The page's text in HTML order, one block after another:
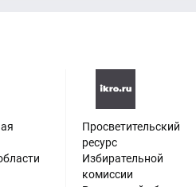
Просветительский
ресурс
Избирательной
комиссии